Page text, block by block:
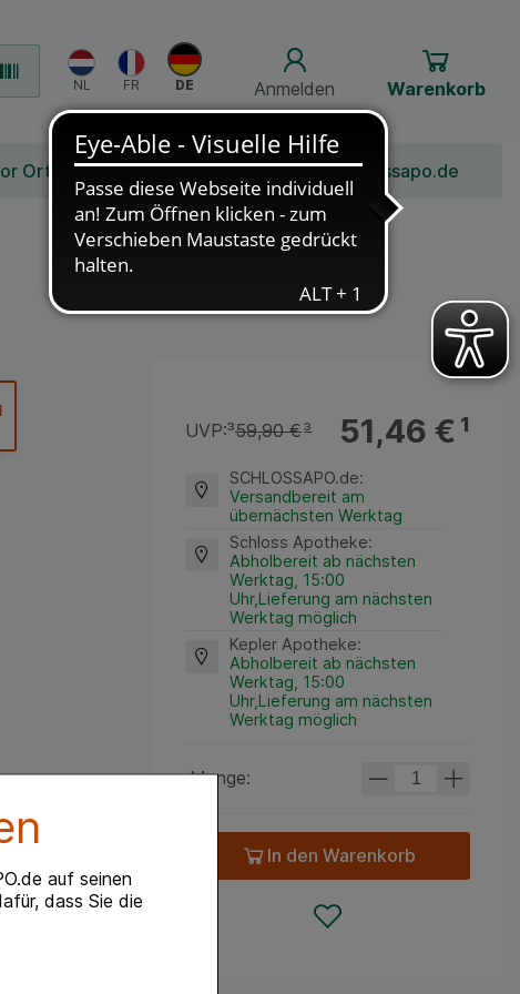
auf seinen
dass Sie die
Anmelden Warenkorb
Ort Bonusprogramm Jobs Über Schlossapo.de
51,46 €¹
UVP:³59,90 €³
SCHLOSSAPO.de:
Versandbereit am
übernächsten Werktag
Schloss Apotheke:
Abholbereit ab nächsten
Werktag, 15:00
Uhr,Lieferung am nächsten
Werktag möglich
Kepler Apotheke:
Abholbereit ab nächsten
Werktag, 15:00
Uhr,Lieferung am nächsten
Werktag möglich
Menge:
In den Warenkorb